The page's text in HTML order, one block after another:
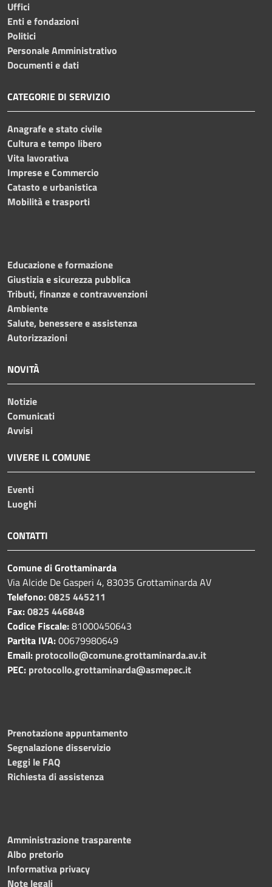
Uffici
Enti e fondazioni
Politici
Personale Amministrativo
Documenti e dati
CATEGORIE DI SERVIZIO
Anagrafe e stato civile
Cultura e tempo libero
Vita lavorativa
Imprese e Commercio
Catasto e urbanistica
Mobilità e trasporti
Educazione e formazione
Giustizia e sicurezza pubblica
Tributi, finanze e contravvenzioni
Ambiente
Salute, benessere e assistenza
Autorizzazioni
NOVITÀ
Notizie
Comunicati
Avvisi
VIVERE IL COMUNE
Eventi
Luoghi
CONTATTI
Comune di Grottaminarda
Via Alcide De Gasperi 4, 83035 Grottaminarda AV
Telefono:0825 445211
Fax:0825 446848
Codice Fiscale:81000450643
Partita IVA:00679980649
Email: protocollo@comune.grottaminarda.av.it
PEC: protocollo.grottaminarda@asmepec.it
Prenotazione appuntamento
Segnalazione disservizio
Leggi le FAQ
Richiesta di assistenza
Amministrazione trasparente
Albo pretorio
Informativa privacy
Note legali